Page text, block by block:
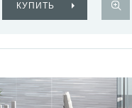
КУПИТЬ